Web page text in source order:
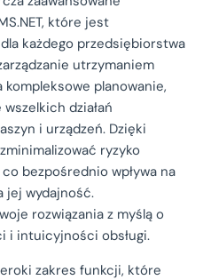
które jest
każdego przedsiębiorstwa
utrzymaniem
planowanie,
działań
i urządzeń. Dzięki
ryzyko
bezpośrednio wpływa na
jej wydajność.
rozwiązania z myślą o
i intuicyjności obsługi.
zakres funkcji, które